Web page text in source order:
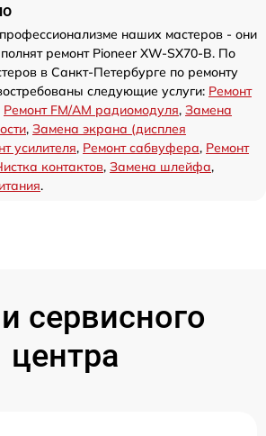
наших мастеров - они
ремонт Pioneer XW-SX70-B. По
в Санкт-Петербурге по ремонту
следующие услуги: Ремонт
Ремонт FM/AM радиомодуля, Замена
, Замена экрана (дисплея
усилителя, Ремонт сабвуфера, Ремонт
контактов, Замена шлейфа,
.
сервисного
центра